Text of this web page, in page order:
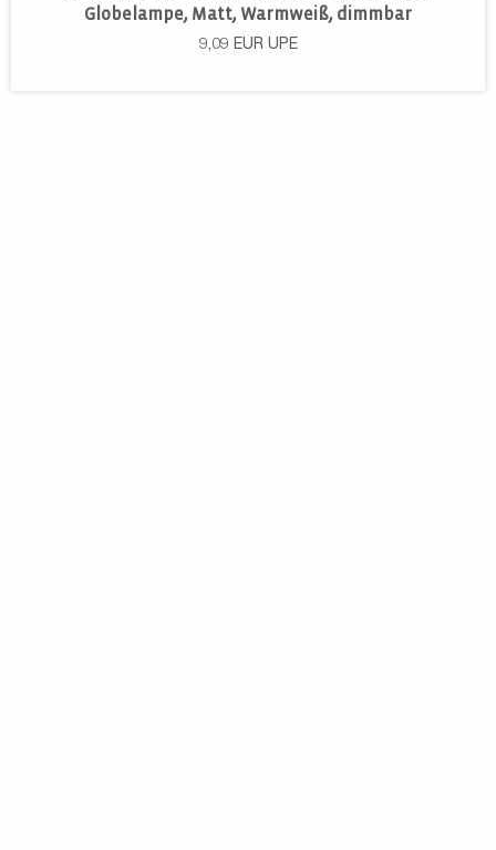
Globelampe, Matt, Warmweiß, dimmbar
9,09 EUR UPE